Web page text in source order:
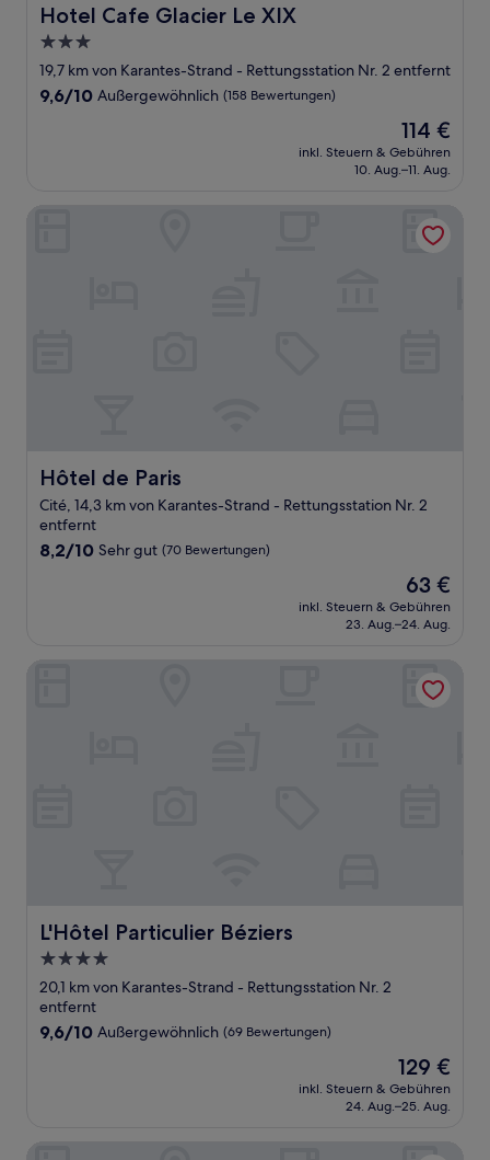
Hotel Cafe Glacier Le XIX
Hotel Cafe Glacier Le XIX
3.0-
Sterne-
Unterkunft
19,7 km von Karantes-Strand - Rettungsstation Nr. 2 entfernt
9.6
9,6/10 Außergewöhnlich (158 Bewertungen)
Der
Preis
beträgt
114 €
inkl. Steuern & Gebühren
10. Aug.–11. Aug.
Hôtel de Paris
Hôtel de Paris
Cité, 14,3 km von Karantes-Strand - Rettungsstation Nr. 2
entfernt
8.2
Bewertungen)
8,2/10 Sehr gut (70 Bewertungen)
Der
Preis
beträgt
63 €
inkl. Steuern & Gebühren
23. Aug.–24. Aug.
L'Hôtel Particulier Béziers
L'Hôtel Particulier Béziers
4.0-
Sterne-
Unterkunft
20,1 km von Karantes-Strand - Rettungsstation Nr. 2
entfernt
9.6
9,6/10 Außergewöhnlich (69 Bewertungen)
Der
Preis
beträgt
129 €
inkl. Steuern & Gebühren
24. Aug.–25. Aug.